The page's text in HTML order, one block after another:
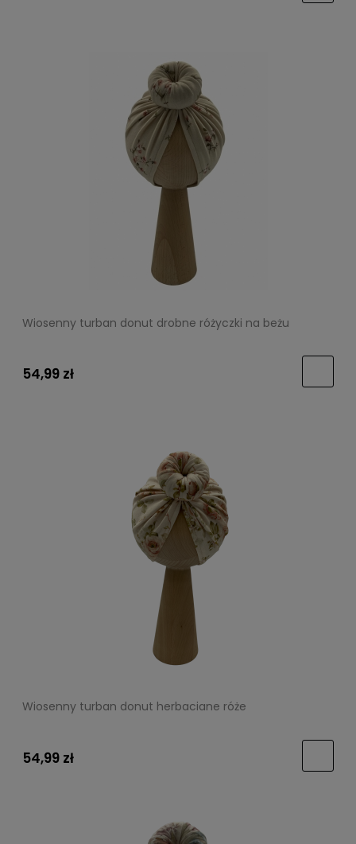
Wiosenny turban donut drobne różyczki na beżu
54,99 zł
Wiosenny turban donut herbaciane róże
54,99 zł